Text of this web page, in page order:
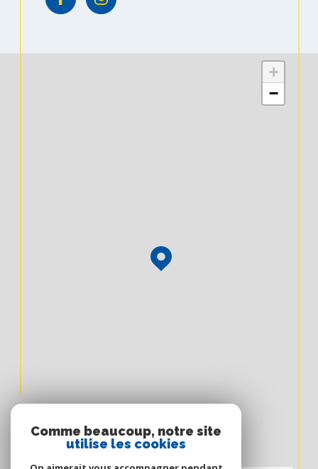
+
−
Comme beaucoup, notre site
utilise les cookies